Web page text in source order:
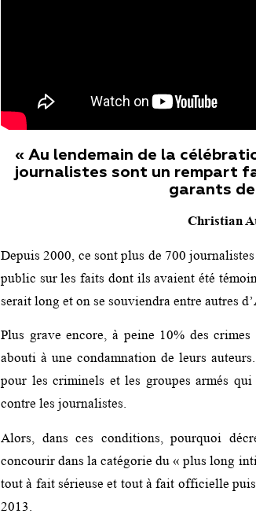
« Au lendemain de la
journalistes sont un rempart
garants
Christian
Depuis 2000, ce sont plus de 700
public sur les faits dont ils avaient été
serait long et on se souviendra entre autres
Plus grave encore, à peine 10% des
abouti à une condamnation de leurs
pour les criminels et les groupes armés
contre les journalistes.
Alors, dans ces conditions, pourquoi
concourir dans la catégorie du « plus long
tout à fait sérieuse et tout à fait officielle
2013.